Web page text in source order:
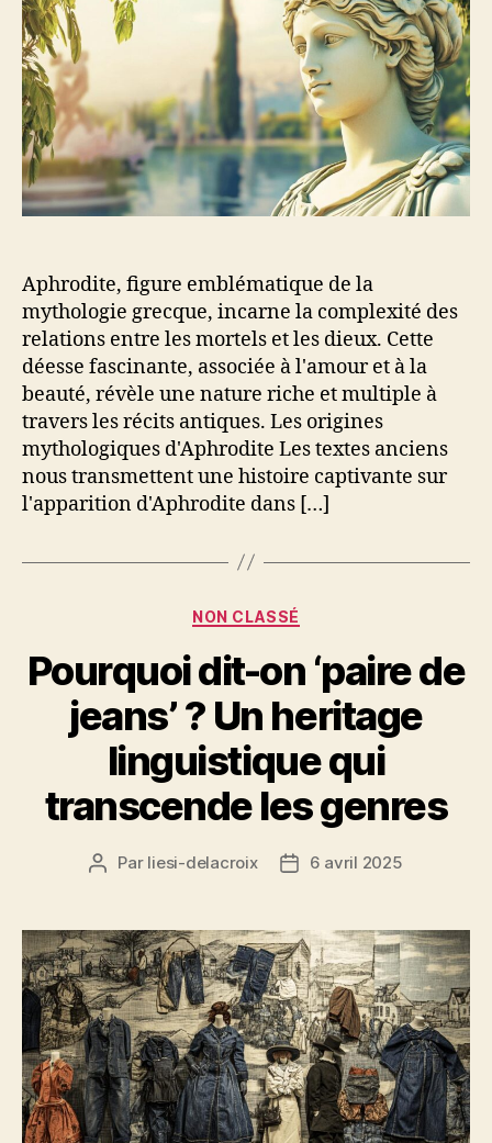
Aphrodite, figure emblématique de la
mythologie grecque, incarne la complexité des
relations entre les mortels et les dieux. Cette
déesse fascinante, associée à l'amour et à la
beauté, révèle une nature riche et multiple à
travers les récits antiques. Les origines
mythologiques d'Aphrodite Les textes anciens
nous transmettent une histoire captivante sur
l'apparition d'Aphrodite dans […]
Catégories
NON CLASSÉ
Pourquoi dit-on ‘paire de
jeans’ ? Un heritage
linguistique qui
transcende les genres
Auteur
Par liesi-delacroix
Date6 avril 2025